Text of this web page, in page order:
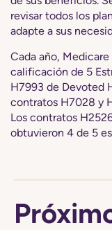
revisar todos los
adapte a sus
Cada año,
calificación de 5
H7993 de Devoted
contratos H7028 y
Los contratos
obtuvieron 4 de 5